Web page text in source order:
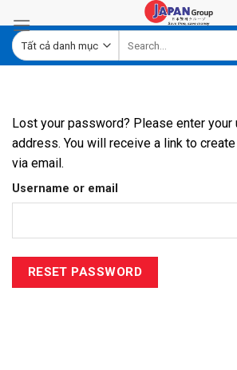
to
content
Lost your password? Please enter your
address. You will receive a link to
via email.
Username or email
RESET PASSWORD